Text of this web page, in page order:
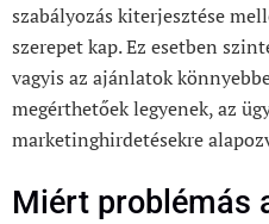
szabályozás kiterjesztése
szerepet kap. Ez esetben
vagyis az ajánlatok
megérthetőek legyenek, az
marketinghirdetésekre
Miért problémás